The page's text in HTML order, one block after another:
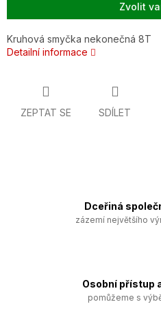
Zvolit
Kruhová smyčka nekonečná 8T
Detailní informace
ZEPTAT SE SDÍLET
Dceřiná
zázemí největšího
Osobní přístup
pomůžeme s